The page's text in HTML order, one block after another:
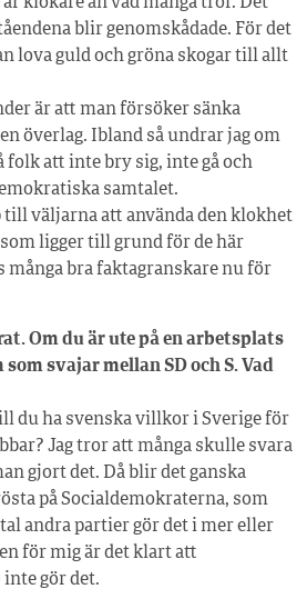
klokare än vad många tror. Det
blir genomskådade. För det
lova guld och gröna skogar till allt
är att man försöker sänka
överlag. Ibland så undrar jag om
folk att inte bry sig, inte gå och
samtalet.
till väljarna att använda den klokhet
ligger till grund för de här
många bra faktagranskare nu för
Om du är ute på en arbetsplats
svajar mellan SD och S. Vad
du ha svenska villkor i Sverige för
Jag tror att många skulle svara
gjort det. Då blir det ganska
på Socialdemokraterna, som
andra partier gör det i mer eller
för mig är det klart att
gör det.